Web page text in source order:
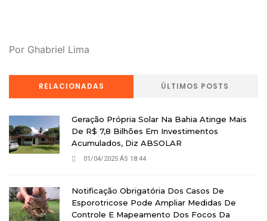
Por Ghabriel Lima
RELACIONADAS ÚLTIMOS POSTS
Geração Própria Solar Na Bahia Atinge Mais
De R$ 7,8 Bilhões Em Investimentos
Acumulados, Diz ABSOLAR
01/04/2025 ÁS 18:44
Notificação Obrigatória Dos Casos De
Esporotricose Pode Ampliar Medidas De
Controle E Mapeamento Dos Focos Da